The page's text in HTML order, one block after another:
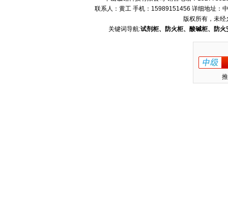
联系人：黄工 手机：15989151456 详细地址：
版权所有，未经
关键词导航:试剂柜、防火柜、酸碱柜、防